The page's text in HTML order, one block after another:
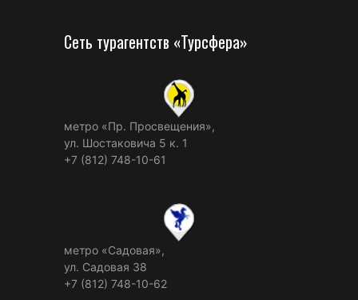
Сеть турагентств «Турсфера»
метро «Пр. Просвещения»,
ул. Шостаковича 5 к. 1
+7 (812) 748-10-61
метро «Садовая»,
ул. Садовая 38
+7 (812) 748-10-62